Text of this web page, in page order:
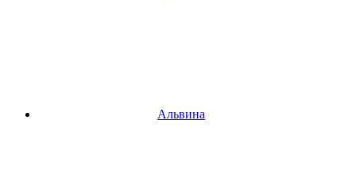
Альвина